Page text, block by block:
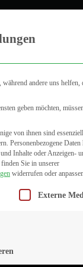
andere uns helfen,
geben möchten,
von ihnen sind
Personenbezogene Daten
Inhalte oder Anzeigen-
Sie in unserer
widerrufen oder
erteilt
Externe